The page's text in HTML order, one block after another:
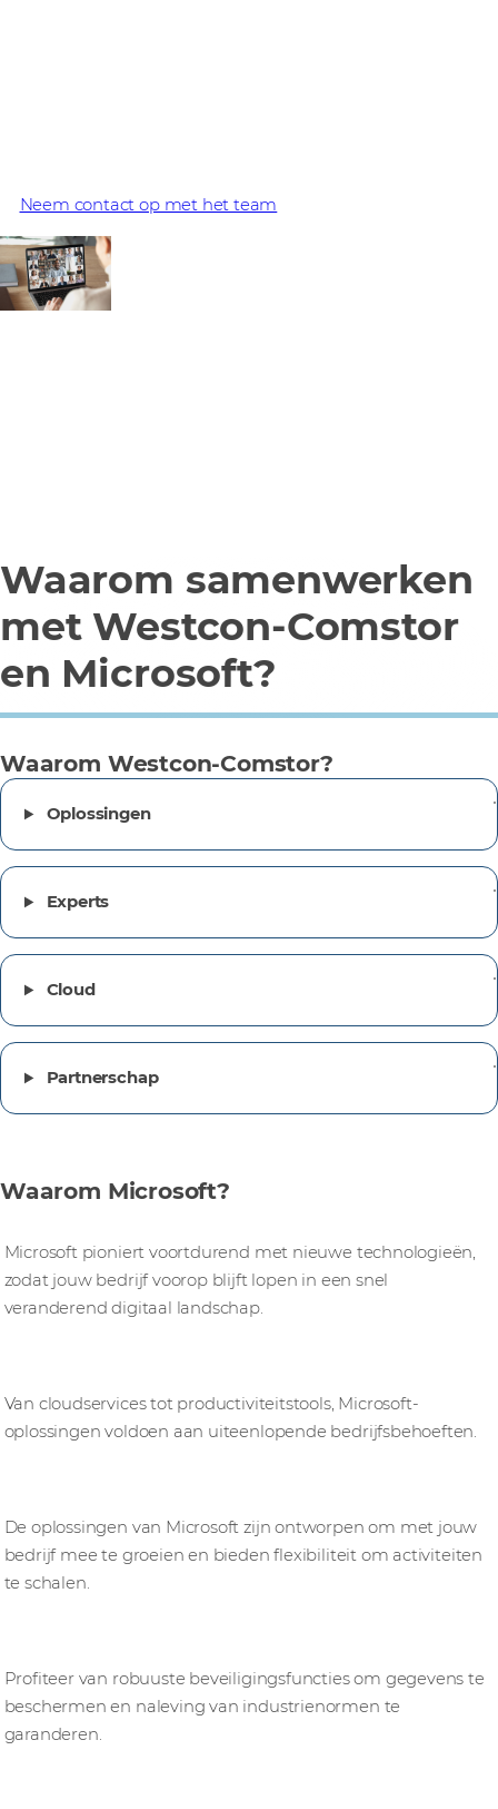
Neem contact op met het team
Waarom samenwerken
met Westcon-Comstor
en Microsoft?
Waarom Westcon-Comstor?
Oplossingen
Experts
Cloud
Partnerschap
Waarom Microsoft?
Microsoft pioniert voortdurend met nieuwe technologieën,
zodat jouw bedrijf voorop blijft lopen in een snel
veranderend digitaal landschap.
Van cloudservices tot productiviteitstools, Microsoft-
oplossingen voldoen aan uiteenlopende bedrijfsbehoeften.
De oplossingen van Microsoft zijn ontworpen om met jouw
bedrijf mee te groeien en bieden flexibiliteit om activiteiten
te schalen.
Profiteer van robuuste beveiligingsfuncties om gegevens te
beschermen en naleving van industrienormen te
garanderen.